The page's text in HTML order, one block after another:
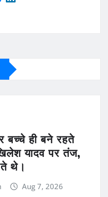
बच्चे ही बने रहते
यादव पर तंज,
थे।
Aug 7, 2026